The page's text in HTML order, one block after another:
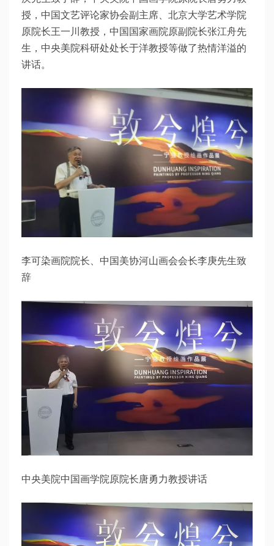
授，中国文艺评论家协会副主席、北京大学艺术学院
原院长王一川教授，中国国家画院原副院长张江舟先
生，中央美院科研处处长于洋教授等做了热情洋溢的
讲话。
李可染画院院长、中国美协河山画会会长李庚先生致
辞
中央美院中国画学院原院长唐勇力教授讲话